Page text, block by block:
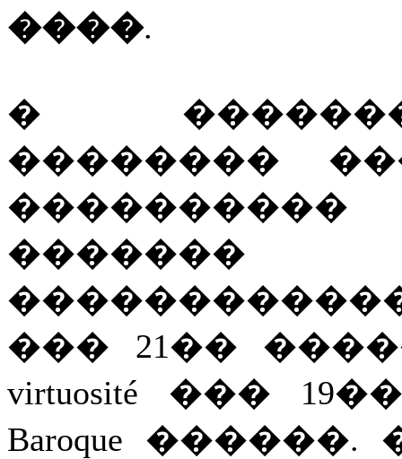
����.
�
��������
����������
�������
��� 21��
virtuosité ���
Baroque